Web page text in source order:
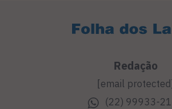
Redação
[email protected]
(22) 99933-